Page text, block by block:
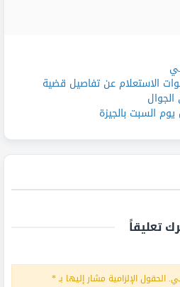
الاستعلام عن تفاصيل قضية
السبت بالجيزة
تعليقاً
الحقول الإلزامية مشار إليها بـ*